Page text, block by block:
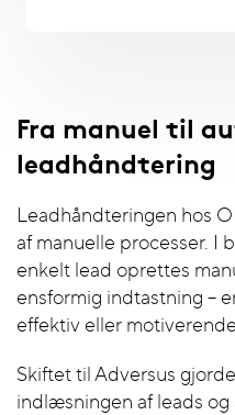
Fra manuel til
leadhåndtering
Leadhåndteringen hos
af manuelle processer. I
enkelt lead oprettes
ensformig indtastning –
effektiv eller
Skiftet til Adversus
indlæsningen af leads